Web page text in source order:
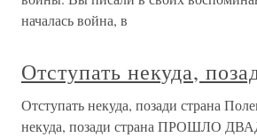
началась война, в
Отступать некуда,
Отступать некуда, позади страна
некуда, позади страна ПРОШЛО